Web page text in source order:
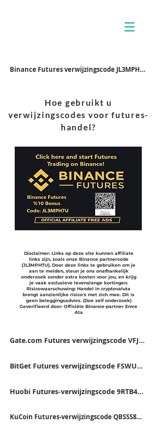
Binance Futures verwijzingscode JL3MPH7U
Hoe gebruikt u
verwijzingscodes voor futures-
handel?
Disclaimer: Links op deze site kunnen affiliate
links zijn, zoals onze Binance partnercode
(JL3MPH7U). Door deze links te gebruiken om je
aan te melden, steun je ons onafhankelijk
onderzoek zonder extra kosten voor jou, en krijg
je vaak exclusieve levenslange kortingen.
Risicowaarschuwing: Handel in cryptovaluta
brengt aanzienlijke risico's met zich mee. Dit is
geen beleggingsadvies. (Doe zelf onderzoek)
Geverifieerd door: Officiële Binance-partner Emre
Ata
Gate.com Futures verwijzingscode VFJDUWXD
BitGet Futures verwijzingscode FSWU9863
Huobi Futures-verwijzingscode 9RTB4223
KuCoin Futures-verwijzingscode QBSSS8MK